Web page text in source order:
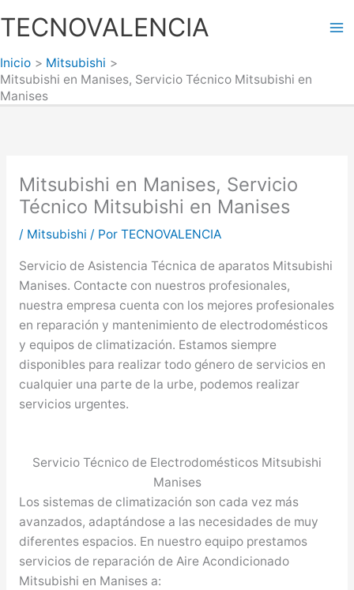
TECNOVALENCIA
Inicio
Mitsubishi
Mitsubishi en Manises, Servicio Técnico Mitsubishi en
Manises
Mitsubishi en Manises, Servicio
Técnico Mitsubishi en Manises
/ Mitsubishi / Por TECNOVALENCIA
Servicio de Asistencia Técnica de aparatos Mitsubishi
Manises. Contacte con nuestros profesionales,
nuestra empresa cuenta con los mejores profesionales
en reparación y mantenimiento de electrodomésticos
y equipos de climatización. Estamos siempre
disponibles para realizar todo género de servicios en
cualquier una parte de la urbe, podemos realizar
servicios urgentes.
Servicio Técnico de Electrodomésticos Mitsubishi
Manises
Los sistemas de climatización son cada vez más
avanzados, adaptándose a las necesidades de muy
diferentes espacios. En nuestro equipo prestamos
servicios de reparación de Aire Acondicionado
Mitsubishi en Manises a: